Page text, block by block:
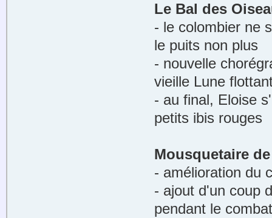
Le Bal des
- le colombier ne
le puits non plus
- nouvelle
vieille Lune
- au final, Eloise
petits ibis rouges
Mousquetaire
- amélioration du
- ajout d'un coup
pendant le combat